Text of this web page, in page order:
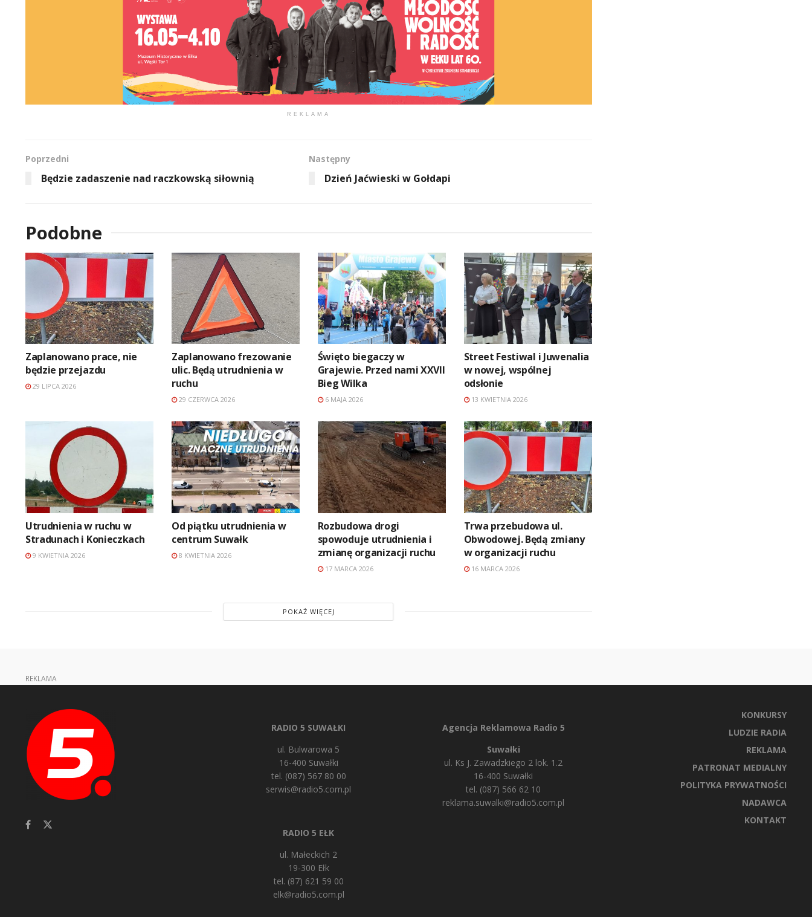
REKLAMA
Poprzedni
Będzie zadaszenie nad raczkowską siłownią
Następny
Dzień Jaćwieski w Gołdapi
Podobne
Zaplanowano prace, nie
będzie przejazdu
29 LIPCA 2026
Zaplanowano frezowanie
ulic. Będą utrudnienia w
ruchu
29 CZERWCA 2026
Święto biegaczy w
Grajewie. Przed nami XXVII
Bieg Wilka
6 MAJA 2026
Street Festiwal i Juwenalia
w nowej, wspólnej
odsłonie
13 KWIETNIA 2026
Utrudnienia w ruchu w
Stradunach i Konieczkach
9 KWIETNIA 2026
Od piątku utrudnienia w
centrum Suwałk
8 KWIETNIA 2026
Rozbudowa drogi
spowoduje utrudnienia i
zmianę organizacji ruchu
17 MARCA 2026
Trwa przebudowa ul.
Obwodowej. Będą zmiany
w organizacji ruchu
16 MARCA 2026
POKAŻ WIĘCEJ
REKLAMA
RADIO 5 SUWAŁKI
ul. Bulwarowa 5
16-400 Suwałki
tel. (087) 567 80 00
serwis@radio5.com.pl
RADIO 5 EŁK
ul. Małeckich 2
19-300 Ełk
tel. (87) 621 59 00
elk@radio5.com.pl
Agencja Reklamowa Radio 5
Suwałki
ul. Ks J. Zawadzkiego 2 lok. 1.2
16-400 Suwałki
tel. (087) 566 62 10
reklama.suwalki@radio5.com.pl
KONKURSY
LUDZIE RADIA
REKLAMA
PATRONAT MEDIALNY
POLITYKA PRYWATNOŚCI
NADAWCA
KONTAKT